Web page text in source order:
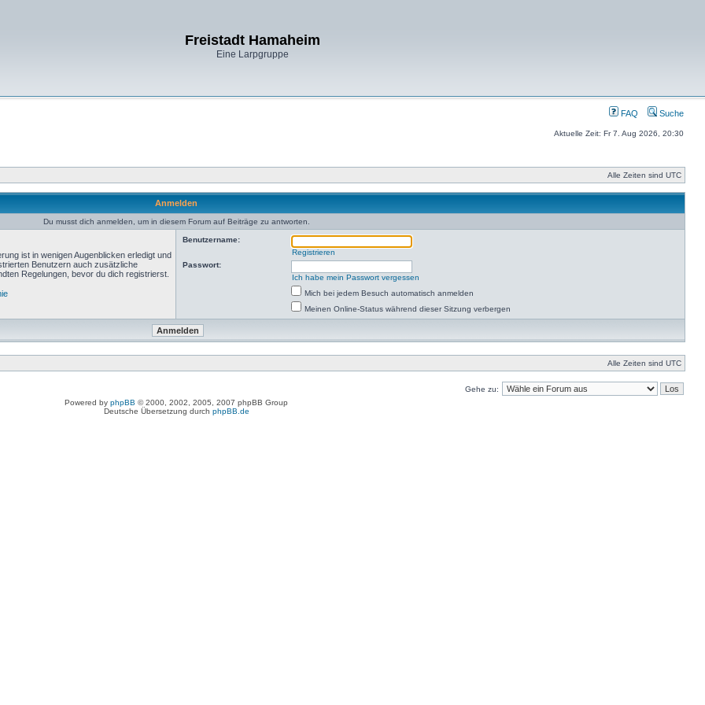
Freistadt Hamaheim
Eine Larpgruppe
FAQ Suche
Aktuelle Zeit: Fr 7. Aug 2026, 20:30
Alle Zeiten sind UTC
Anmelden
Du musst dich anmelden, um in diesem Forum auf Beiträge zu antworten.
ist in wenigen Augenblicken erledigt und
Benutzern auch zusätzliche
Regelungen, bevor du dich registrierst.
Benutzername:
Registrieren
Passwort:
Ich habe mein Passwort vergessen
Mich bei jedem Besuch automatisch anmelden
Meinen Online-Status während dieser Sitzung verbergen
Alle Zeiten sind UTC
Gehe zu:
Powered by phpBB © 2000, 2002, 2005, 2007 phpBB Group
Deutsche Übersetzung durch phpBB.de